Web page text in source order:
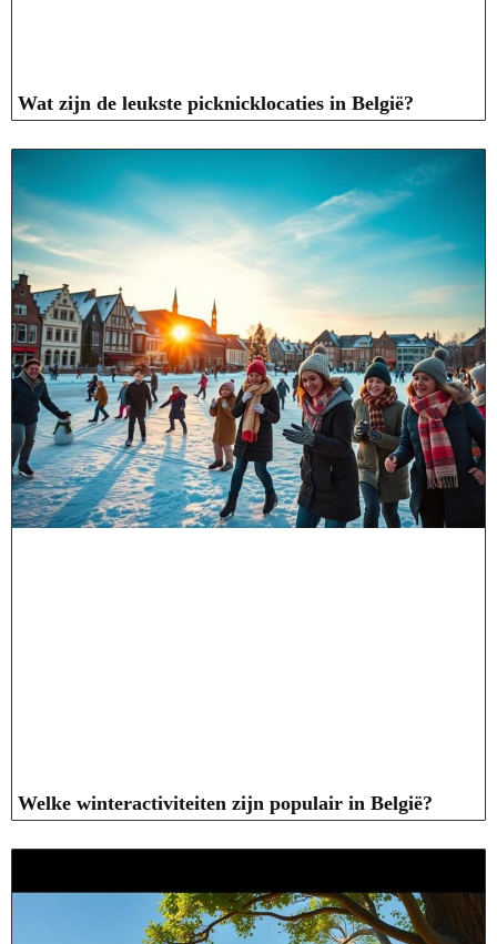
Wat zijn de leukste picknicklocaties in België?
Welke winteractiviteiten zijn populair in België?